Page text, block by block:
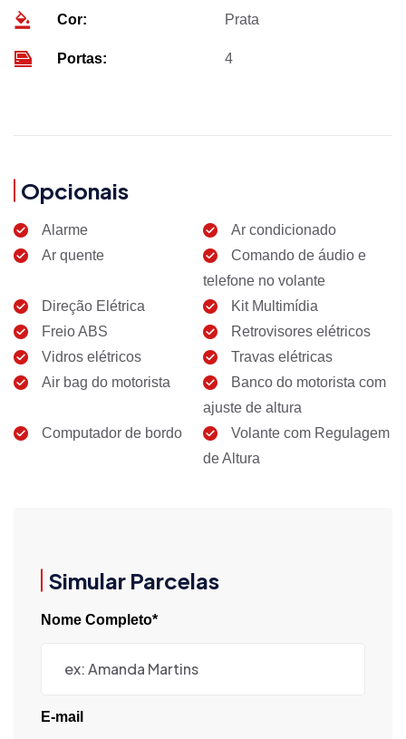
Cor: Prata
Portas: 4
Opcionais
Alarme
Ar condicionado
Ar quente
Comando de áudio e
telefone no volante
Direção Elétrica
Kit Multimídia
Freio ABS
Retrovisores elétricos
Vidros elétricos
Travas elétricas
Air bag do motorista
Banco do motorista com
ajuste de altura
Computador de bordo
Volante com Regulagem
de Altura
Simular Parcelas
Nome Completo*
E-mail